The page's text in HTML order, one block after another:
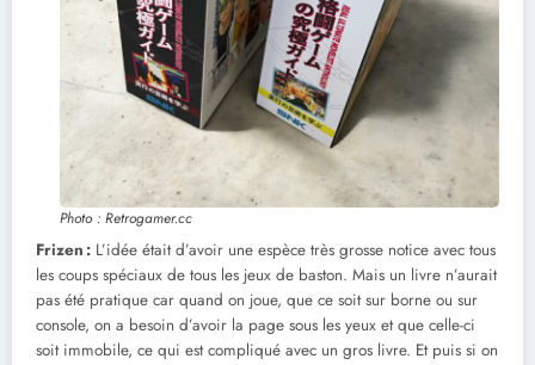
Photo : Retrogamer.cc
Frizen : L’idée était d’avoir une espèce très grosse notice avec tous
les coups spéciaux de tous les jeux de baston. Mais un livre n’aurait
pas été pratique car quand on joue, que ce soit sur borne ou sur
console, on a besoin d’avoir la page sous les yeux et que celle-ci
soit immobile, ce qui est compliqué avec un gros livre. Et puis si on